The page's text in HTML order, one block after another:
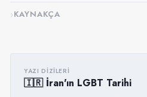
KAYNAKÇA
YAZI DIZILERI
🇮🇷 İran'ın LGBT Tarihi